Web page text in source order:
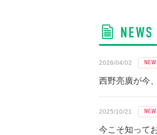
2026/04/02
西野亮廣が今
2025/10/21
今こそ知って